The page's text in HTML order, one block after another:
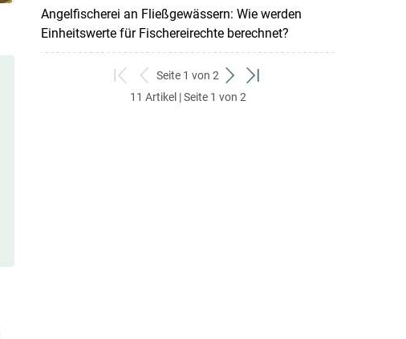
Angelfischerei an Fließgewässern: Wie werden
Einheitswerte für Fischereirechte berechnet?
zum
ersten
zurück
zum
Seite 1 von 2
weiter
zum
zum
11 Artikel | Seite 1 von 2